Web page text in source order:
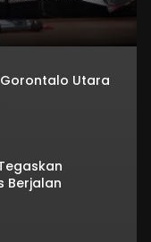
Utara
Berjalan